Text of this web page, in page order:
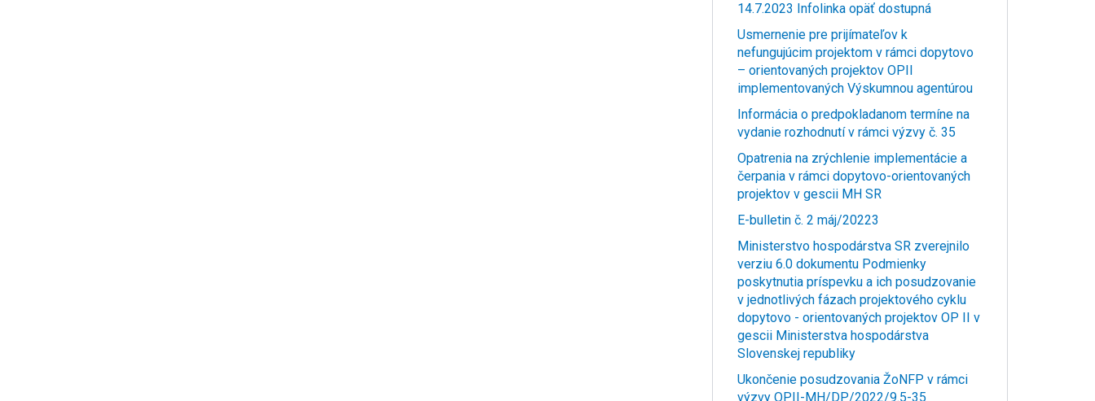
14.7.2023 Infolinka opäť dostupná
Usmernenie pre prijímateľov k
nefungujúcim projektom v rámci dopytovo
– orientovaných projektov OPII
implementovaných Výskumnou agentúrou
Informácia o predpokladanom termíne na
vydanie rozhodnutí v rámci výzvy č. 35
Opatrenia na zrýchlenie implementácie a
čerpania v rámci dopytovo-orientovaných
projektov v gescii MH SR
E-bulletin č. 2 máj/20223
Ministerstvo hospodárstva SR zverejnilo
verziu 6.0 dokumentu Podmienky
poskytnutia príspevku a ich posudzovanie
v jednotlivých fázach projektového cyklu
dopytovo - orientovaných projektov OP II v
gescii Ministerstva hospodárstva
Slovenskej republiky
Ukončenie posudzovania ŽoNFP v rámci
výzvy OPII-MH/DP/2022/9.5-35